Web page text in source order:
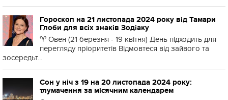
Гороскоп на 21 листопада 2024 року від Тамари
Глоби для всіх знаків Зодіаку
♈️ Овен (21 березня - 19 квітня) День підходить для
перегляду пріоритетів Відмовтеся від зайвого та
зосередьт...
Сон у ніч з 19 на 20 листопада 2024 року:
тлумачення за місячним календарем